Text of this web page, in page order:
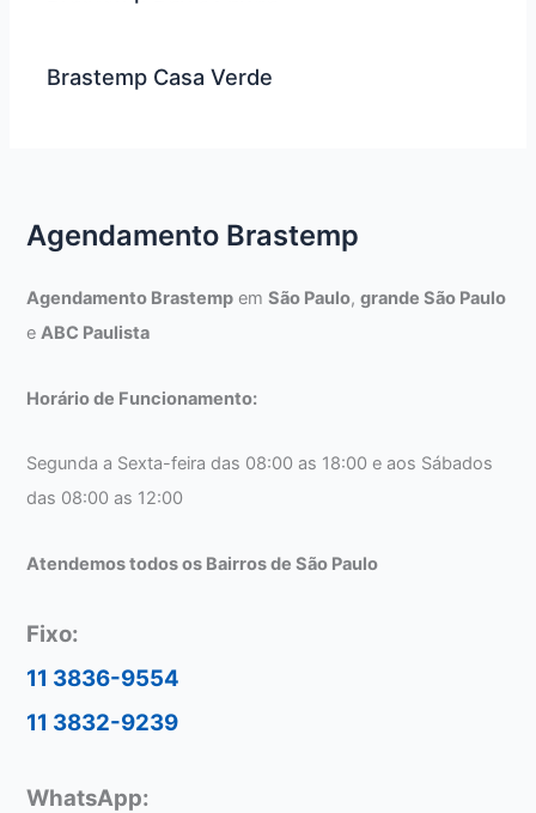
Brastemp Casa Verde
Agendamento Brastemp
Agendamento Brastemp emSão Paulo,grande São Paulo
eABC Paulista
Horário de Funcionamento:
Segunda a Sexta-feira das 08:00 as 18:00 e aos Sábados
das 08:00 as 12:00
Atendemos todos os Bairros de São Paulo
Fixo:
11 3836-9554
11 3832-9239
WhatsApp: